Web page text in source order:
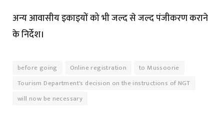
अन्य आवासीय इकाइयों को भी जल्द से जल्द पंजीकरण कराने
के निर्देश।
before going Online registration
to Mussoorie
Tourism Department's decision on the instructions of NGT
will now be necessary